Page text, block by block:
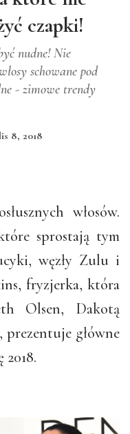
czapki!
nudne! Nie
schowane pod
- zimowe trendy
8, 2018
włosów.
sprostają tym
węzły Zulu i
fryzjerka, która
Olsen, Dakotą
prezentuje główne